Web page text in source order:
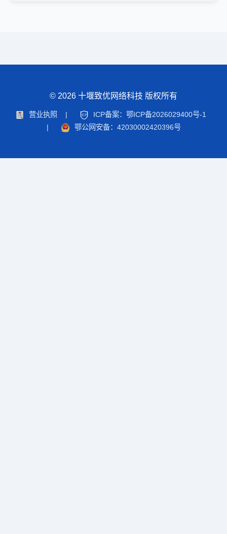
© 2026 十堰致优网络科技 版权所有
营业执照 |
ICP备案：鄂ICP备2026029400号-1
|
鄂公网安备：42030002420396号